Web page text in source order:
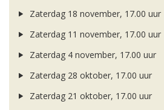
Zaterdag 18 november, 17.00 uur
Zaterdag 11 november, 17.00 uur
Zaterdag 4 november, 17.00 uur
Zaterdag 28 oktober, 17.00 uur
Zaterdag 21 oktober, 17.00 uur